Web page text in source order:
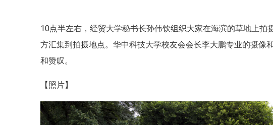
10点半左右，经贸大学秘书长孙伟钦组织大家在海滨的草地上
方汇集到拍摄地点。华中科技大学校友会会长李大鹏专业的摄像
和赞叹。
【照片】